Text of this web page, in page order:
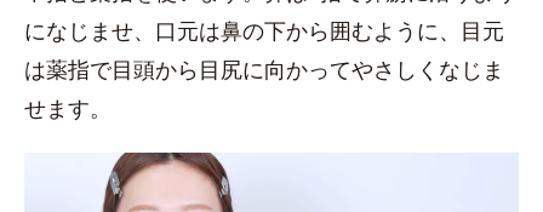
になじませ、口元は鼻の下から囲むように、目元
は薬指で目頭から目尻に向かってやさしくなじま
せます。